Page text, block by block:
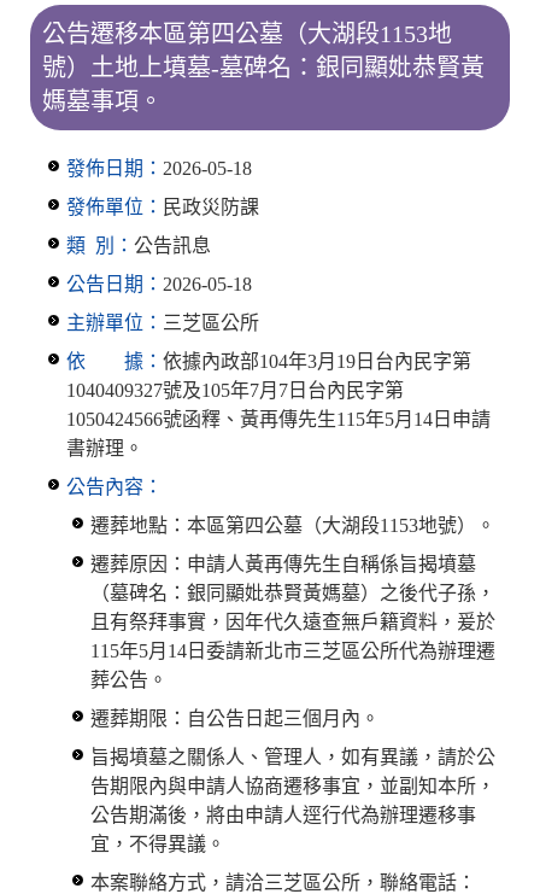
公告遷移本區第四公墓（大湖段1153地
號）土地上墳墓-墓碑名：銀同顯妣恭賢黃
媽墓事項。
發佈日期： 2026-05-18
發佈單位： 民政災防課
類 別： 公告訊息
公告日期： 2026-05-18
主辦單位： 三芝區公所
依 據： 依據內政部104年3月19日台內民字第
1040409327號及105年7月7日台內民字第
1050424566號函釋、黃再傳先生115年5月14日申請
書辦理。
公告內容：
遷葬地點：本區第四公墓（大湖段1153地號）。
遷葬原因：申請人黃再傳先生自稱係旨揭墳墓
（墓碑名：銀同顯妣恭賢黃媽墓）之後代子孫，
且有祭拜事實，因年代久遠查無戶籍資料，爰於
115年5月14日委請新北市三芝區公所代為辦理遷
葬公告。
遷葬期限：自公告日起三個月內。
旨揭墳墓之關係人、管理人，如有異議，請於公
告期限內與申請人協商遷移事宜，並副知本所，
公告期滿後，將由申請人逕行代為辦理遷移事
宜，不得異議。
本案聯絡方式，請洽三芝區公所，聯絡電話：